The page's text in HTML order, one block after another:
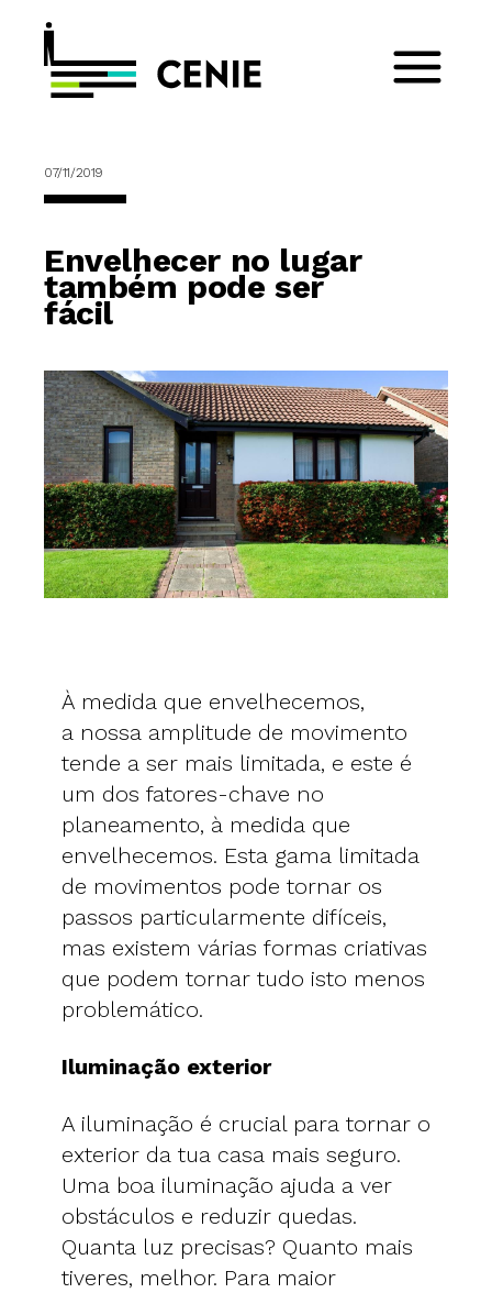
07/11/2019
Envelhecer no lugar
também pode ser
fácil
À medida que envelhecemos,
a nossa amplitude de movimento
tende a ser mais limitada, e este é
um dos fatores-chave no
planeamento, à medida que
envelhecemos. Esta gama limitada
de movimentos pode tornar os
passos particularmente difíceis,
mas existem várias formas criativas
que podem tornar tudo isto menos
problemático.
Iluminação exterior
A iluminação é crucial para tornar o
exterior da tua casa mais seguro.
Uma boa iluminação ajuda a ver
obstáculos e reduzir quedas.
Quanta luz precisas? Quanto mais
tiveres, melhor. Para maior